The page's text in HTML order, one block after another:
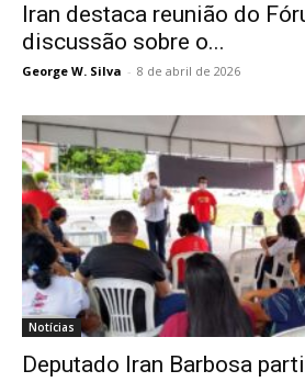
Iran destaca reunião do
discussão sobre o...
George W. Silva - 8 de abril de 2026
Notícias
Deputado Iran Barbosa